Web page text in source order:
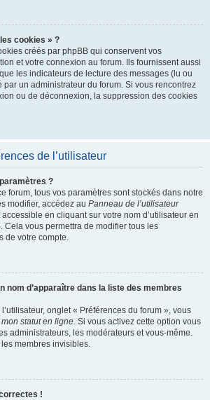
cookies » ?
créés par phpBB qui conservent vos
et votre connexion au forum. Ils fournissent aussi
les indicateurs de lecture des messages (lu ou
par un administrateur du forum. Si vous rencontrez
ou de déconnexion, la suppression des cookies
de l’utilisateur
?
forum, tous vos paramètres sont stockés dans notre
modifier, accédez au Panneau de l’utilisateur
en cliquant sur votre nom d’utilisateur en
Cela vous permettra de modifier tous les
de votre compte.
nom d’apparaître dans la liste des membres
onglet « Préférences du forum », vous
statut en ligne. Si vous activez cette option vous
administrateurs, les modérateurs et vous-même.
membres invisibles.
!